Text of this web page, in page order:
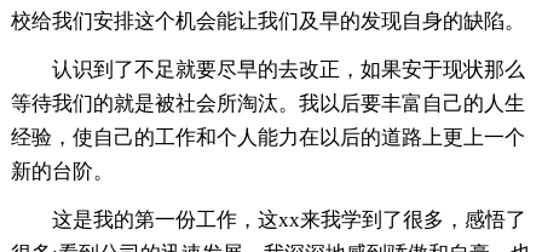
校给我们安排这个机会能让我们及早的发现自身的缺陷。
认识到了不足就要尽早的去改正，如果安于现状那么
等待我们的就是被社会所淘汰。我以后要丰富自己的人生
经验，使自己的工作和个人能力在以后的道路上更上一个
新的台阶。
这是我的第一份工作，这xx来我学到了很多，感悟了